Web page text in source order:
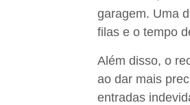
garagem. Uma
filas e o tempo
Além disso, o
ao dar mais
entradas